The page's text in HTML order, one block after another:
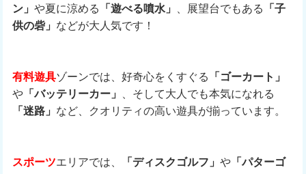
ン」 や夏に涼める 「遊べる噴水」 、展望台でもある 「子
供の砦」 などが大人気です！
有料遊具ゾーンでは、好奇心をくすぐる 「ゴーカート」
や「バッテリーカー」
、そして大人でも本気になれる
「迷路」 など、クオリティの高い遊具が揃っています。
スポーツエリアでは、 「ディスクゴルフ」 や「パターゴ